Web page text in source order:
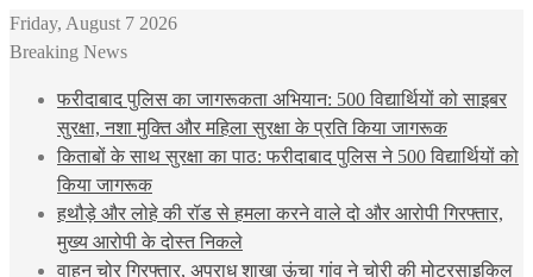
Friday, August 7 2026
Breaking News
फरीदाबाद पुलिस का जागरूकता अभियान: 500 विद्यार्थियों को साइबर
सुरक्षा, नशा मुक्ति और महिला सुरक्षा के प्रति किया जागरूक
किताबों के साथ सुरक्षा का पाठ: फरीदाबाद पुलिस ने 500 विद्यार्थियों को
किया जागरूक
हथौड़े और लोहे की रॉड से हमला करने वाले दो और आरोपी गिरफ्तार,
मुख्य आरोपी के दोस्त निकले
वाहन चोर गिरफ्तार, अपराध शाखा ऊंचा गांव ने चोरी की मोटरसाइकिल